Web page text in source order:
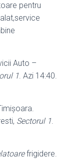
pentru
Auto –
1. Azi 14:40.
Sectorul 1.
frigidere.